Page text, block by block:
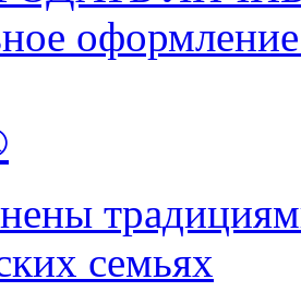
семьях